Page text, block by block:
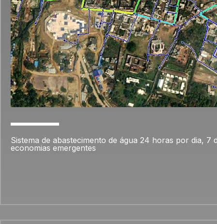
Sistema de abastecimento de água 24 horas por dia, 7
economias emergentes